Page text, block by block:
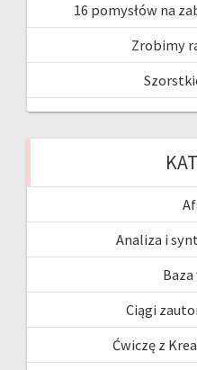
16 pomysłów na
Zrobimy
Analiza i
Ciągi
Ćwiczę z